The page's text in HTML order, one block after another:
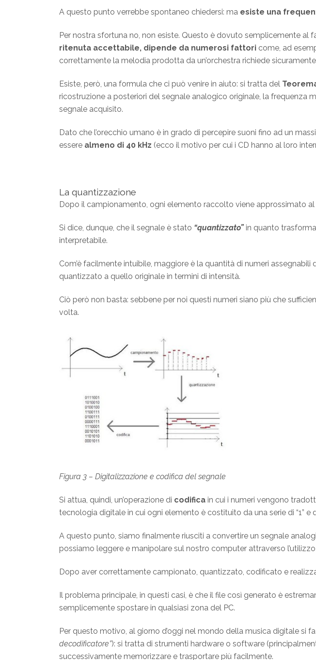
A questo punto verrebbe spontaneo chiedersi: ma esiste una
Per nostra sfortuna no, non esiste. Questo è dovuto semplicemente al
ritenuta accettabile, dipende da numerosi fattori come, ad
correttamente la melodia prodotta da un’orchestra richiede
Esiste, però, una formula che ci può venire in aiuto: si tratta del
ricostruzione a posteriori del segnale analogico originale, la
segnale acquisito.
Dato che l’orecchio umano è in grado di percepire suoni fino ad un
essere almeno di 40 kHz (ecco il motivo per cui i CD hanno al loro
La quantizzazione
Dopo il campionamento, ogni elemento raccolto viene approssimato
Si dice, dunque, che il segnale è stato “quantizzato”in quanto
interpretabile.
Com’è facilmente intuibile, maggiore è la quantità di numeri
quantizzato a quello originale in termini di intensità.
Ciò però non basta: sebbene per noi questi numeri siano più che
volta.
Figura 3 – Digitalizzazione e codifica del segnale
Si attua, quindi, un’operazione di codifica in cui i numeri vengono
tecnologia digitale in cui ogni elemento è costituito da una serie di “1” e di
A questo punto, siamo finalmente riusciti a convertire un segnale
possiamo leggere e manipolare sul nostro computer attraverso
Dopo aver correttamente campionato, quantizzato, codificato e
Il problema principale, in questi casi, è che il file così generato è
semplicemente spostare in qualsiasi zona del PC.
Per questo motivo, al giorno d’oggi nel mondo della musica digitale si
decodificatore”): si tratta di strumenti hardware o software
successivamente memorizzare e trasportare più facilmente.